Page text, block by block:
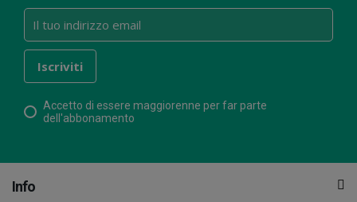
Accetto di essere maggiorenne per far parte
dell'abbonamento
Info